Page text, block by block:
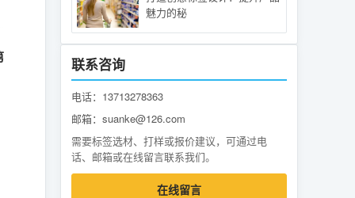
魅力的秘
联系咨询
电话：13713278363
邮箱：suanke@126.com
需要标签选材、打样或报价建议，可通过电
话、邮箱或在线留言联系我们。
在线留言